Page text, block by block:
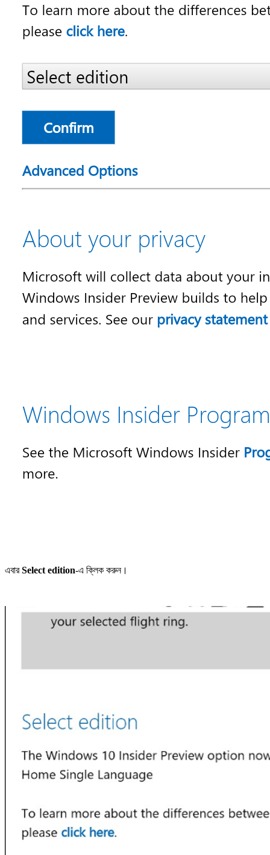
এবারSelect edition-এ ক্লিক করুন।